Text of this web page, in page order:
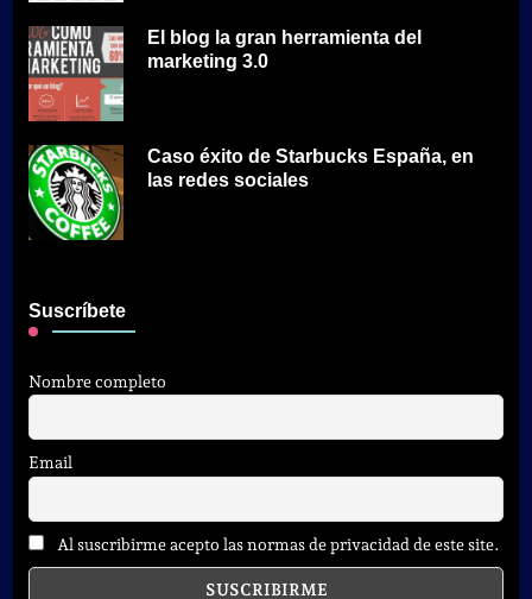
El blog la gran herramienta del
marketing 3.0
Caso éxito de Starbucks España, en
las redes sociales
Suscríbete
Nombre completo
Email
Al suscribirme acepto las normas de privacidad de este site.